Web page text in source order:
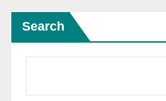
Search